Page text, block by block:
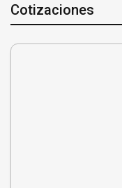
Cotizaciones